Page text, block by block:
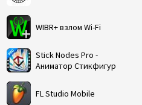
WIBR+ взлом Wi-Fi
Stick Nodes Pro -
Аниматор Стикфигур
FL Studio Mobile